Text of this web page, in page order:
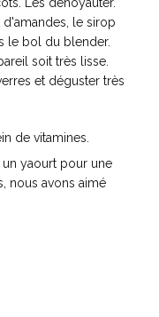
le sirop
le bol du blender.
soit très lisse.
et déguster très
de vitamines.
yaourt pour une
nous avons aimé